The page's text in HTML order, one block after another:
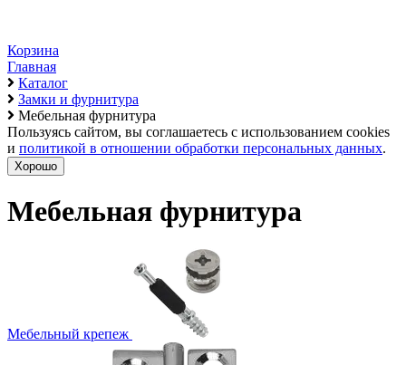
Корзина
Главная
Каталог
Замки и фурнитура
Мебельная фурнитура
Пользуясь сайтом, вы соглашаетесь с использованием cookies
и политикой в отношении обработки персональных данных.
Хорошо
Мебельная фурнитура
Мебельный крепеж